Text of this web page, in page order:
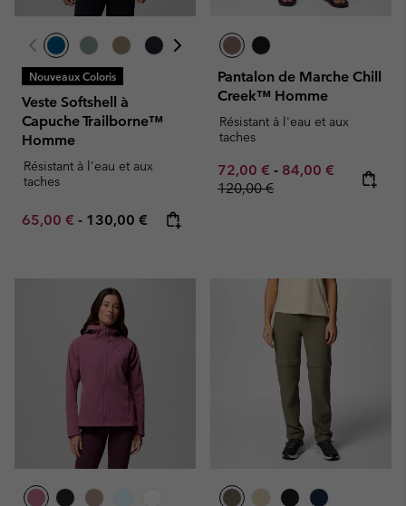
Nouveaux Coloris
Veste Softshell à
Capuche Trailborne™
Homme
Résistant à l'eau et aux
taches
Minimum sale price:
65,00 € - Maximum price:
130,00 €
Pantalon de Marche Chill
Creek™ Homme
Résistant à l'eau et aux
taches
Minimum sale price:
72,00 € - Maximum sale
84,00 € Regular
120,00 €